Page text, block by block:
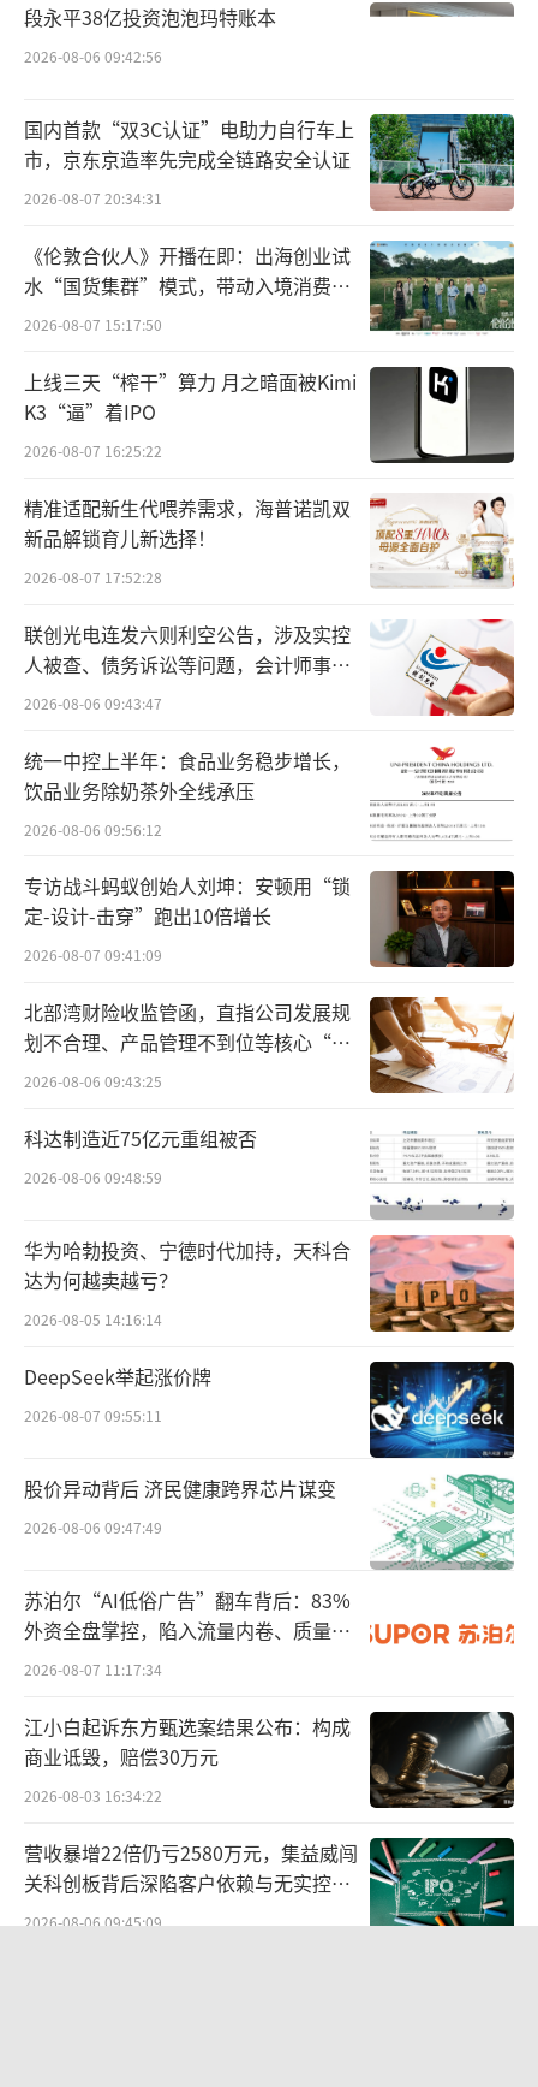
链，通过天津金米、小米基金等对外大量投
资，构建稳固生态链，助力小米发展与商业帝
国巩固，也令其押中了字节跳动、宇树科技等
独角兽。
值得一提的是，雷军升任中国新首富的消
息甚嚣尘上之际，市场却传出消息称，雷军在
武大校友群回应称:假新闻。
小米汽车成
雷军造就的这场财富神话中，一定有着小
米汽车的一席之地。
随着小米集团开盘大涨，小米的总市值一
度突破1.4万亿港元，这直接帮助雷军成为中国
新首富。不过随后小米集团的股价下跌，截至2
月27日收盘，下跌5.68%，报53.1港元，这也
让首富之争再添变数。
作为雷军的基本盘，小米股价的暴涨，无
疑是其跻身中国首富的关键。以今日小米市值
高点计算，雷军的总财富估值已接近4400亿元
人民币。其中，对小米持股约24.2%，仅此一
项就为其带来了约3400亿元人民币的财富。
透视小米市值神话的背后，离不开小米汽
车超出预期的表现。2022年10月，小米股价一
度跌至8.31港元，市值缩水至2000亿港元，然
而小米汽车的出现，让小米集团强势逆转了市
值颓势。
2024年3月28日，小米集团召开XIAOMI S
U7上市发布会，此后的小米股价一路狂奔。根
据同花顺数据，2024年3月28日，小米的收盘
价尚不到15港元/股，而当下小米的股价高达53
港元，一年不到的时间，小米累计飙涨超25
0%。
小米汽车的市场表现，同样对得起雷军的
一众拥趸。小米汽车仅用8个月便交付了超过1
3.5万辆小米SU7，2025年1月，小米SU7交付
量再次超过20000台，已连续四个月交付量超2
万，2025年全年交付目标30万台。
亮眼的销售表现直接拉动了小米的业绩，
根据财报内容，2024年第三季度，小米SU7系
列贡献了95亿元的营收，占公司总收入的10.2
7%。智能电动汽车等创新业务的毛利率达到了
17.1%，甚至与特斯拉在伯仲之间，并好于绝
大多数中国车企，虽然业务仍处于亏损状态，
但较二季度的18亿元的亏损幅，三季度收窄至1
5亿元。
作为雷军压上全部声誉和成就的“人生最
段永平38亿投资泡泡玛特账本
2026-08-06 09:42:56
国内首款“双3C认证”电助力自行车上
市，京东京造率先完成全链路安全认证
2026-08-07 20:34:31
《伦敦合伙人》开播在即：出海创业试
水“国货集群”模式，带动入境消费反
向种草
2026-08-07 15:17:50
上线三天“榨干”算力 月之暗面被Kimi
K3“逼”着IPO
2026-08-07 16:25:22
精准适配新生代喂养需求，海普诺凯双
新品解锁育儿新选择！
2026-08-07 17:52:28
联创光电连发六则利空公告，涉及实控
人被查、债务诉讼等问题，会计师事务
所曾出具“保留意见”
2026-08-06 09:43:47
统一中控上半年：食品业务稳步增长，
饮品业务除奶茶外全线承压
2026-08-06 09:56:12
专访战斗蚂蚁创始人刘坤：安顿用“锁
定-设计-击穿”跑出10倍增长
2026-08-07 09:41:09
北部湾财险收监管函，直指公司发展规
划不合理、产品管理不到位等核心“痛
点”
2026-08-06 09:43:25
科达制造近75亿元重组被否
2026-08-06 09:48:59
华为哈勃投资、宁德时代加持，天科合
达为何越卖越亏？
2026-08-05 14:16:14
DeepSeek举起涨价牌
2026-08-07 09:55:11
股价异动背后 济民健康跨界芯片谋变
2026-08-06 09:47:49
苏泊尔“AI低俗广告”翻车背后：83%
外资全盘掌控，陷入流量内卷、质量频
发的负循环
2026-08-07 11:17:34
江小白起诉东方甄选案结果公布：构成
商业诋毁，赔偿30万元
2026-08-03 16:34:22
营收暴增22倍仍亏2580万元，集益威闯
关科创板背后深陷客户依赖与无实控人
困局
2026-08-06 09:45:09